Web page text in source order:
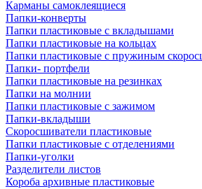
Карманы самоклеящиеся
Папки-конверты
Папки пластиковые с вкладышами
Папки пластиковые на кольцах
Папки пластиковые с пружиным
Папки- портфели
Папки пластиковые на резинках
Папки на молнии
Папки пластиковые с зажимом
Папки-вкладыши
Скоросшиватели пластиковые
Папки пластиковые с отделениями
Папки-уголки
Разделители листов
Короба архивные пластиковые